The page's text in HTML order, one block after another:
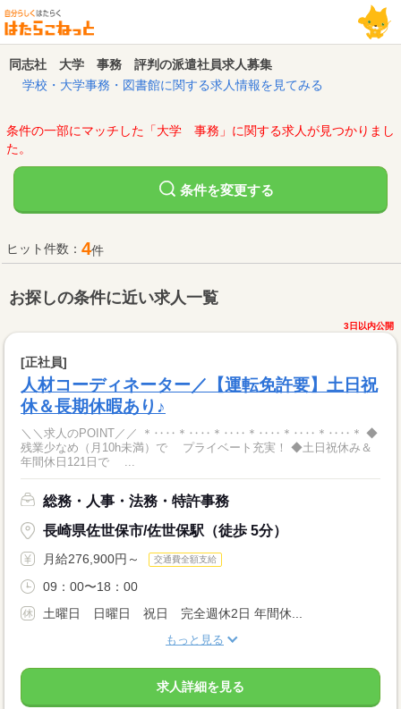
同志社 大学 事務 評判の派遣社員求人募集
学校・大学事務・図書館に関する求人情報を見てみる
条件の一部にマッチした「大学 事務」に関する求人が見つかりまし
た。
条件を変更する
ヒット件数： 4件
お探しの条件に近い求人一覧
3日以内公開
[正社員]
人材コーディネーター／【運転免許要】土日祝
休＆長期休暇あり♪
＼＼求人のPOINT／／ ＊‥‥＊‥‥＊‥‥＊‥‥＊‥‥＊‥‥＊ ◆
残業少なめ（月10h未満）で プライベート充実！ ◆土日祝休み＆
年間休日121日で ...
総務・人事・法務・特許事務
長崎県佐世保市/佐世保駅（徒歩 5分）
月給276,900円～ 交通費全額支給
09：00〜18：00
土曜日 日曜日 祝日 完全週休2日 年間休...
もっと見る
求人詳細を見る